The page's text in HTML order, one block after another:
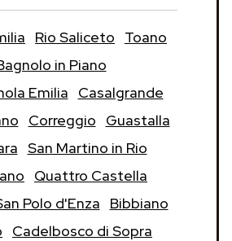
Rio Saliceto
Toano
in Piano
Emilia
Casalgrande
Correggio
Guastalla
San Martino in Rio
Quattro Castella
Polo d'Enza
Bibbiano
Cadelbosco di Sopra